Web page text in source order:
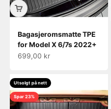
Bagasjeromsmatte TPE
for Model X 6/7s 2022+
Salgspris
699,00 kr
Utsolgt på nett
Spar 23%